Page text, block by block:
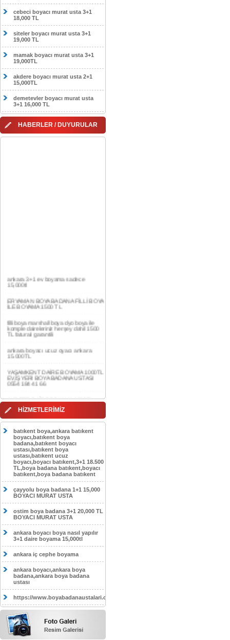
cebeci boyacı murat usta 3+1
18,000 TL
siteler boyacı murat usta 3+1
19,000 TL
mamak boyacı murat usta 3+1
19,000TL
akdere boyacı murat usta 2+1
15,000TL
demetevler boyacı murat usta
3+1 16,000 TL
HABERLER / DUYURULAR
ERYAMAN BOYA BADANA FİLLİ BOYA
İLE BOYAMA 1500 TL
filli boya marshall boya dyo boya ile
komple daireleriniz herşey dahil 1500
ankara boyacı ucuz oyacı ankara
15.000TL
YAŞAMKENT DAİRE BOYAMA 1000TL
EV,İŞYERİ BOYA BADANA USTASI
AKDERE DAİRE BOYAMA 1000TL
EV,İŞYERİ BOYA BADANA USTASI
CEBECİ DAİRE BOYAMA 1000TL
0554 184 41 66
HASKÖY DAİRE BOYAMA 1000TL
EV,İŞYERİ BOYA BADANA USTASI
0554 184 41 66
GÖLBAŞI DAİRE BOYAMA 1000TL
EV,İŞYERİ BOYA BADANA USTASI
0554 184 41 66
SOKULLU DAİRE BOYAMA 1000TL
EV,İŞYERİ BOYA BADANA USTASI
0554 184 41 66
HİZMETLERİMİZ
batıkent boya,ankara batıkent
boyacı,batıkent boya
badana,batıkent boyacı
ustası,batıkent boya
ustası,batıkent ucuz
boyacı,boyacı batıkent,3+1 18.500
TL,boya badana batıkent,boyacı
batıkent,boya badana batıkent
çayyolu boya badana 1+1 15,000
BOYACI MURAT USTA
ostim boya badana 3+1 20,000 TL
BOYACI MURAT USTA
ankara boyacı boya nasıl yapılır
3+1 daire boyama 15,000tl
ankara iç cephe boyama
ankara boyacı,ankara boya
badana,ankara boya badana
ustası
https://www.boyabadanaustalari.com/